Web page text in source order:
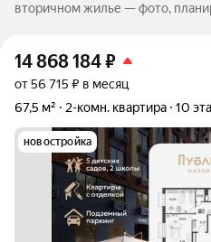
вторичном жилье — фото,
14 868 184₽
от 56 715 ₽ в месяц
67,5 м²
2-комн. квартира 10
новостройка